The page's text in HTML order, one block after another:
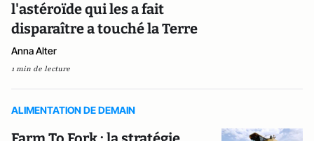
l'astéroïde qui les a fait
disparaître a touché la Terre
Anna Alter
1 min de lecture
ALIMENTATION DE DEMAIN